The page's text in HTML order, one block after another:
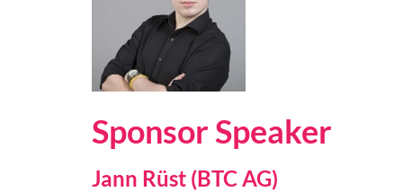
Sponsor Speaker
Jann Rüst (BTC AG)